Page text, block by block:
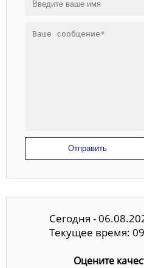
Отправить
Сегодня -
Текущее время:
Оцените